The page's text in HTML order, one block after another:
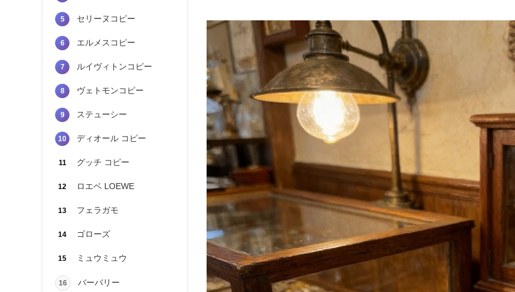
5 セリーヌコピー
6 エルメスコピー
7 ルイヴィトンコピー
8 ヴェトモンコピー
9 ステューシー
10 ディオール コピー
11 グッチ コピー
12 ロエベ LOEWE
13 フェラガモ
14 ゴローズ
15 ミュウミュウ
16 バーバリー